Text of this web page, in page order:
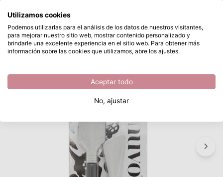
Saltar al contenido principal
Disponible desde stock
Nuvo • Media spatulas 2pcs
/ Nuvo by Tonic Studios / Nuvo • Media spatulas 2pcs
¿Qué estás buscando?
Utilizamos cookies
Podemos utilizarlas para el análisis de los datos de nuestros visitantes,
para mejorar nuestro sitio web, mostrar contenido personalizado y
brindarle una excelente experiencia en el sitio web. Para obtener más
información sobre las cookies que utilizamos, abre los ajustes.
Aceptar todo
No, ajustar